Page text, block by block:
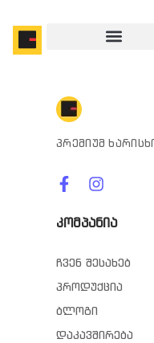
პრემიუმ
კომპანია
ჩვენ შესახებ
პროდუქცია
ბლოგი
დაკავშირება